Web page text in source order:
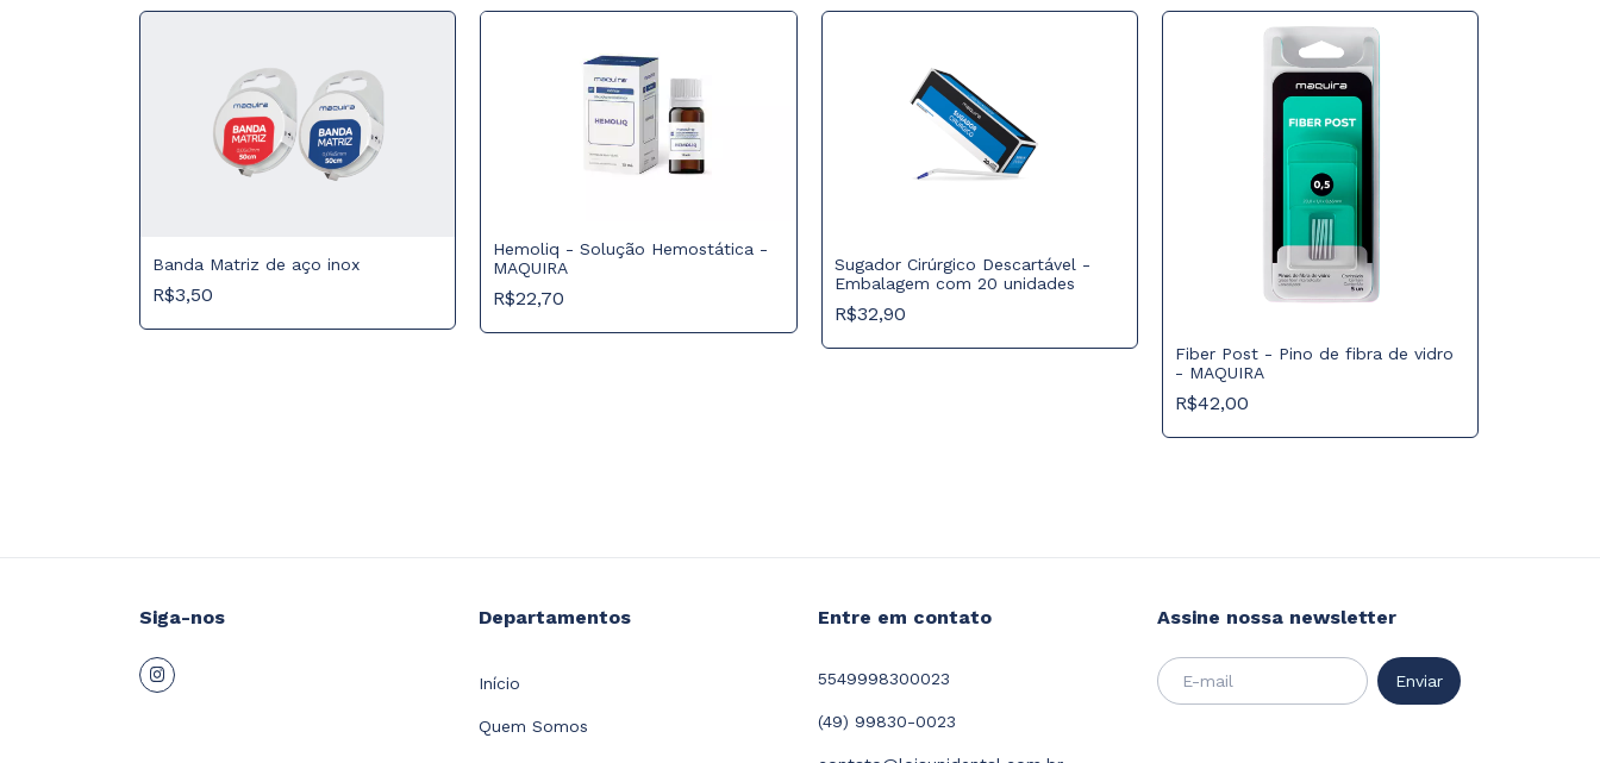
Banda Matriz de aço inox
R$3,50
Hemoliq - Solução Hemostática -
MAQUIRA
R$22,70
Sugador Cirúrgico Descartável -
Embalagem com 20 unidades
R$32,90
Fiber Post - Pino de fibra de vidro
- MAQUIRA
R$42,00
Siga-nos Departamentos
Início
Quem Somos
Entre em contato
5549998300023
(49) 99830-0023
Assine nossa newsletter